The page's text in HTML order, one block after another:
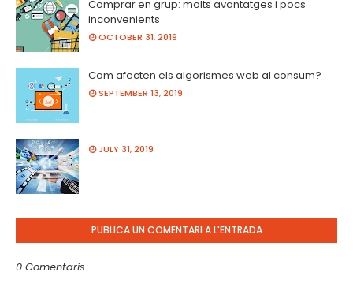
Comprar en grup: molts avantatges i pocs
inconvenients
OCTOBER 31, 2019
Com afecten els algorismes web al consum?
SEPTEMBER 13, 2019
JULY 31, 2019
PUBLICA UN COMENTARI A L'ENTRADA
0 Comentaris